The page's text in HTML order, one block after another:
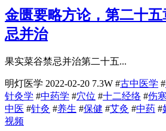
金匮要略方论，第二十
忌并治
果实菜谷禁忌并治第二十五...
明灯医学 2022-02-20 7.3W #古中医学 #
针灸学 #中药学 #穴位 #十二经络 #伤
中医 #针灸 #养生 #保健 #艾灸 #中药 #
视频